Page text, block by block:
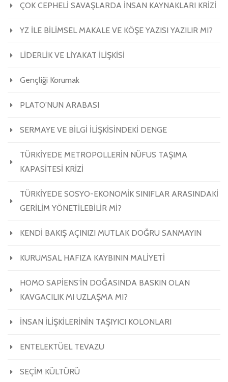
ÇOK CEPHELİ SAVAŞLARDA İNSAN KAYNAKLARI KRİZİ
YZ İLE BİLİMSEL MAKALE VE KÖŞE YAZISI YAZILIR MI?
LİDERLİK VE LİYAKAT İLİŞKİSİ
Gençliği Korumak
PLATO’NUN ARABASI
SERMAYE VE BİLGİ İLİŞKİSİNDEKİ DENGE
TÜRKİYEDE METROPOLLERİN NÜFUS TAŞIMA
KAPASİTESİ KRİZİ
TÜRKİYEDE SOSYO-EKONOMİK SINIFLAR ARASINDAKİ
GERİLİM YÖNETİLEBİLİR Mİ?
KENDİ BAKIŞ AÇINIZI MUTLAK DOĞRU SANMAYIN
KURUMSAL HAFIZA KAYBININ MALİYETİ
HOMO SAPİENS’İN DOĞASINDA BASKIN OLAN
KAVGACILIK MI UZLAŞMA MI?
İNSAN İLİŞKİLERİNİN TAŞIYICI KOLONLARI
ENTELEKTÜEL TEVAZU
SEÇİM KÜLTÜRÜ